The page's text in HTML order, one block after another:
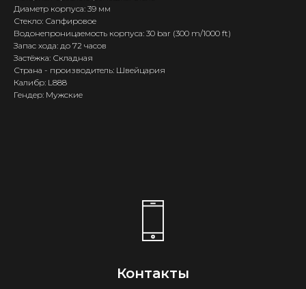
Диаметр корпуса: 39 мм
Стекло: Сапфировое
Водонепроницаемость корпуса: 30 bar (300 m/1000 ft)
Запас хода: до 72 часов
Застёжка: Складная
Страна - производитель: Швейцария
Калибр: L888
Гендер: Мужские
Контакты